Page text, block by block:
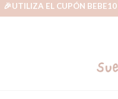
🎉UTILIZA EL CUPÓN BEBE10